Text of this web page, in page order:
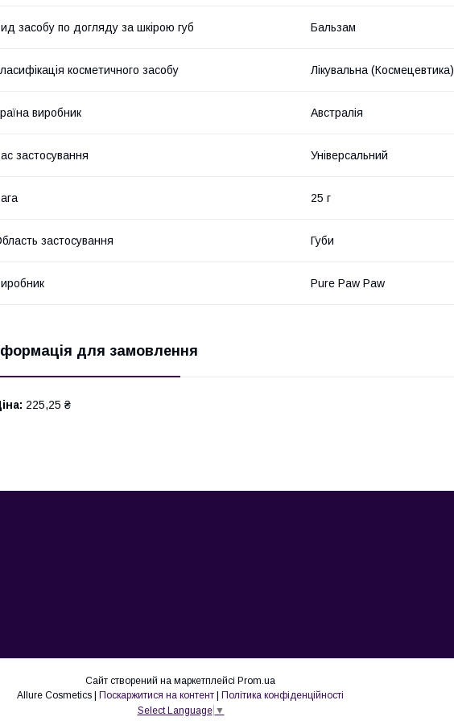
засобу по догляду за шкірою губ Бальзам
косметичного засобу Лікувальна (Космецевтика)
виробник Австралія
застосування Універсальний
25 г
застосування Губи
Pure Paw Paw
для замовлення
225,25 ₴
Сайт створений на маркетплейсі Prom.ua
Поскаржитися на контент
Політика конфіденційності
Select Language ▼